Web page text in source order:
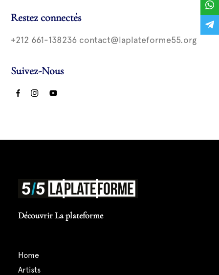
Restez connectés
+212 661-138236 contact@laplateforme55.org
Suivez-Nous
Découvrir La plateforme
home
artists